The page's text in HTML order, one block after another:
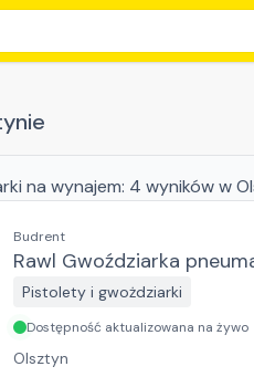
na wynajem: 4 wynikóww
Budrent
Rawl Gwoździarka
Pistolety i gwożdziarki
Dostępność aktualizowana na żywo
Olsztyn